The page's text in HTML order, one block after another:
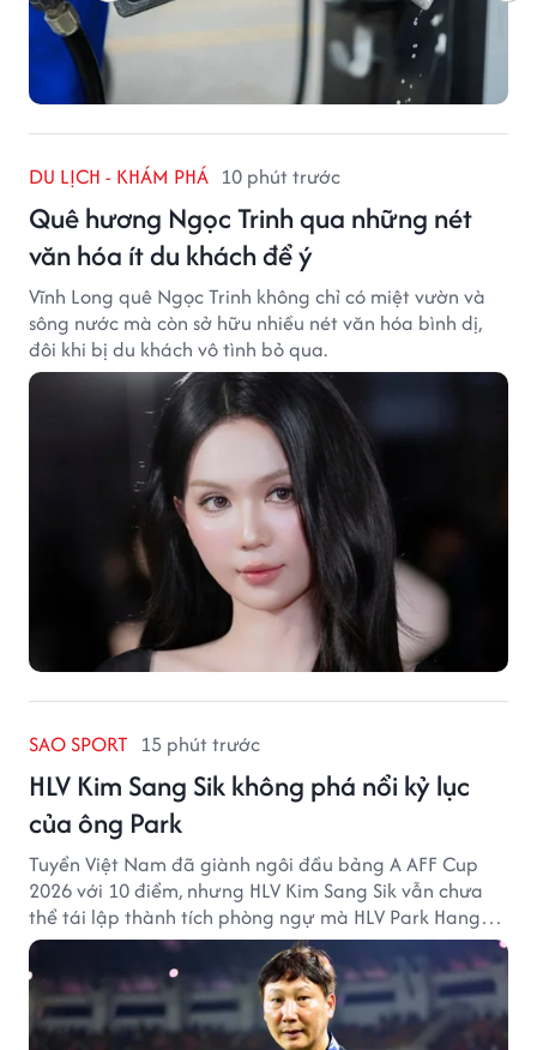
DU LỊCH - KHÁM PHÁ 10 phút trước
Quê hương Ngọc Trinh qua những nét
văn hóa ít du khách để ý
Vĩnh Long quê Ngọc Trinh không chỉ có miệt vườn và
sông nước mà còn sở hữu nhiều nét văn hóa bình dị,
đôi khi bị du khách vô tình bỏ qua.
SAO SPORT 15 phút trước
HLV Kim Sang Sik không phá nổi kỷ lục
của ông Park
Tuyển Việt Nam đã giành ngôi đầu bảng A AFF Cup
2026 với 10 điểm, nhưng HLV Kim Sang Sik vẫn chưa
thể tái lập thành tích phòng ngự mà HLV Park Hang
Seo từng tạo ra.